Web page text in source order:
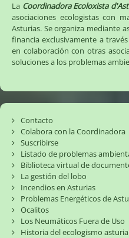
La Coordinadora Ecoloxista
asociaciones ecologistas con
Asturias. Se organiza mediante
financia exclusivamente a
en colaboración con otras
soluciones a los problemas
Contacto
Colabora con la Coordinadora
Suscribirse
Listado de problemas
Biblioteca virtual de
La gestión del lobo
Incendios en Asturias
Problemas Energéticos de
Ocalitos
Los Neumáticos Fuera de Uso
Historia del ecologismo